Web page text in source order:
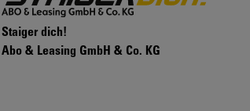
Staiger dich!
Abo & Leasing GmbH & Co. KG